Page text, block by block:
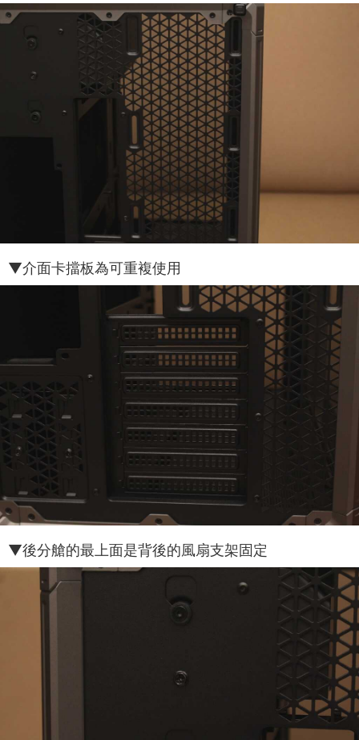
▼介面卡擋板為可重複使用
▼後分艙的最上面是背後的風扇支架固定